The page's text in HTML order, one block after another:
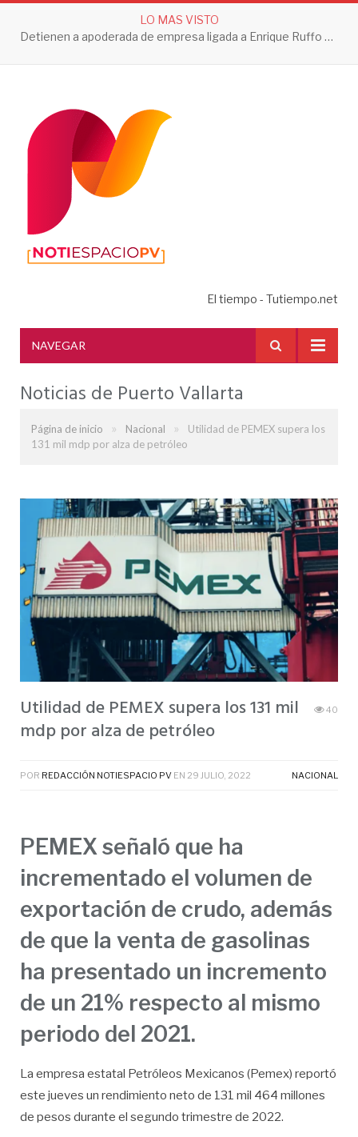
LO MAS VISTO
Aseguran 202 huevos de tortuga golfina en Guerrero
El tiempo - Tutiempo.net
NAVEGAR
Noticias de Puerto Vallarta
Página de inicio » Nacional »
Utilidad de PEMEX supera los
131 mil mdp por alza de petróleo
Utilidad de PEMEX supera los 131 mil
mdp por alza de petróleo
40
POR REDACCIÓN NOTIESPACIO PV EN 29 JULIO, 2022 NACIONAL
PEMEX señaló que ha
incrementado el volumen de
exportación de crudo, además
de que la venta de gasolinas
ha presentado un incremento
de un 21% respecto al mismo
periodo del 2021.
La empresa estatal Petróleos Mexicanos (Pemex) reportó
este jueves un rendimiento neto de 131 mil 464 millones
de pesos durante el segundo trimestre de 2022.